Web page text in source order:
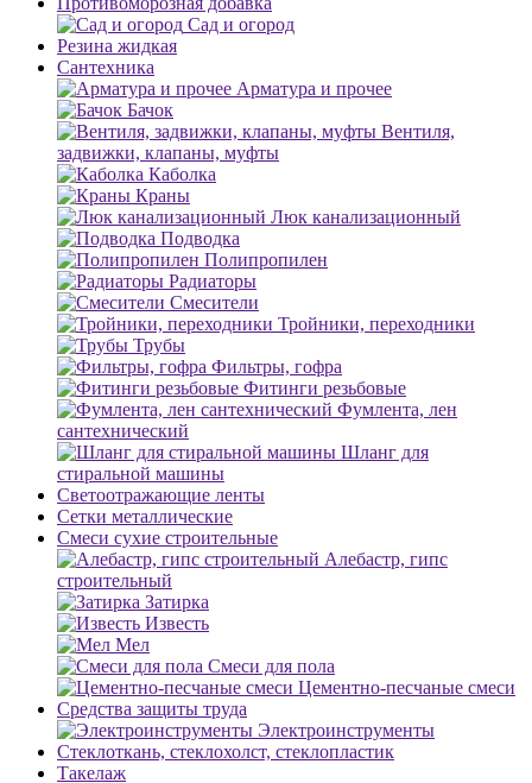
Сад и огород
Резина жидкая
Сантехника
Арматура и прочее
Бачок
Вентиля,
задвижки, клапаны, муфты
Каболка
Краны
Люк канализационный
Подводка
Полипропилен
Радиаторы
Смесители
Тройники, переходники
Трубы
Фильтры, гофра
Фитинги резьбовые
Фумлента, лен
сантехнический
Шланг для
стиральной машины
Светоотражающие ленты
Сетки металлические
Смеси сухие строительные
Алебастр, гипс
строительный
Затирка
Известь
Мел
Смеси для пола
Цементно-песчаные смеси
Средства защиты труда
Электроинструменты
Стеклоткань, стеклохолст, стеклопластик
Такелаж